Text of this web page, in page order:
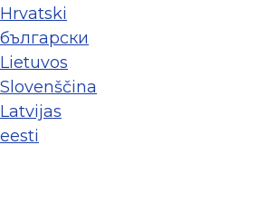
Hrvatski
български
Lietuvos
Slovenščina
Latvijas
eesti